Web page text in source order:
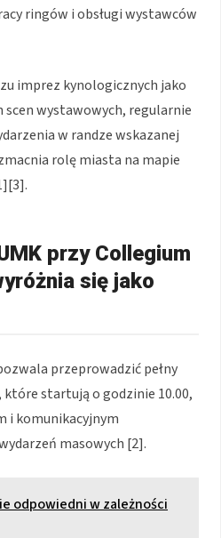
ringów i obsługi wystawców
imprez kynologicznych jako
wystawowych, regularnie
w randze wskazanej
rolę miasta na mapie
przy Collegium
się jako
przeprowadzić pełny
startują o godzinie 10.00,
i komunikacyjnym
masowych [2].
odpowiedni w zależności